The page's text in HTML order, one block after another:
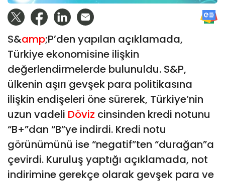
S&amp;P’den yapılan açıklamada,
Türkiye ekonomisine ilişkin
değerlendirmelerde bulunuldu. S&P,
ülkenin aşırı gevşek para politikasına
ilişkin endişeleri öne sürerek, Türkiye’nin
uzun vadeli Döviz cinsinden kredi notunu
“B+”dan “B”ye indirdi. Kredi notu
görünümünü ise “negatif”ten “durağan”a
çevirdi. Kuruluş yaptığı açıklamada, not
indirimine gerekçe olarak gevşek para ve